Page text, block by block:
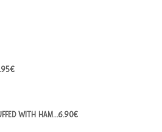
WITH HAM…6.90€